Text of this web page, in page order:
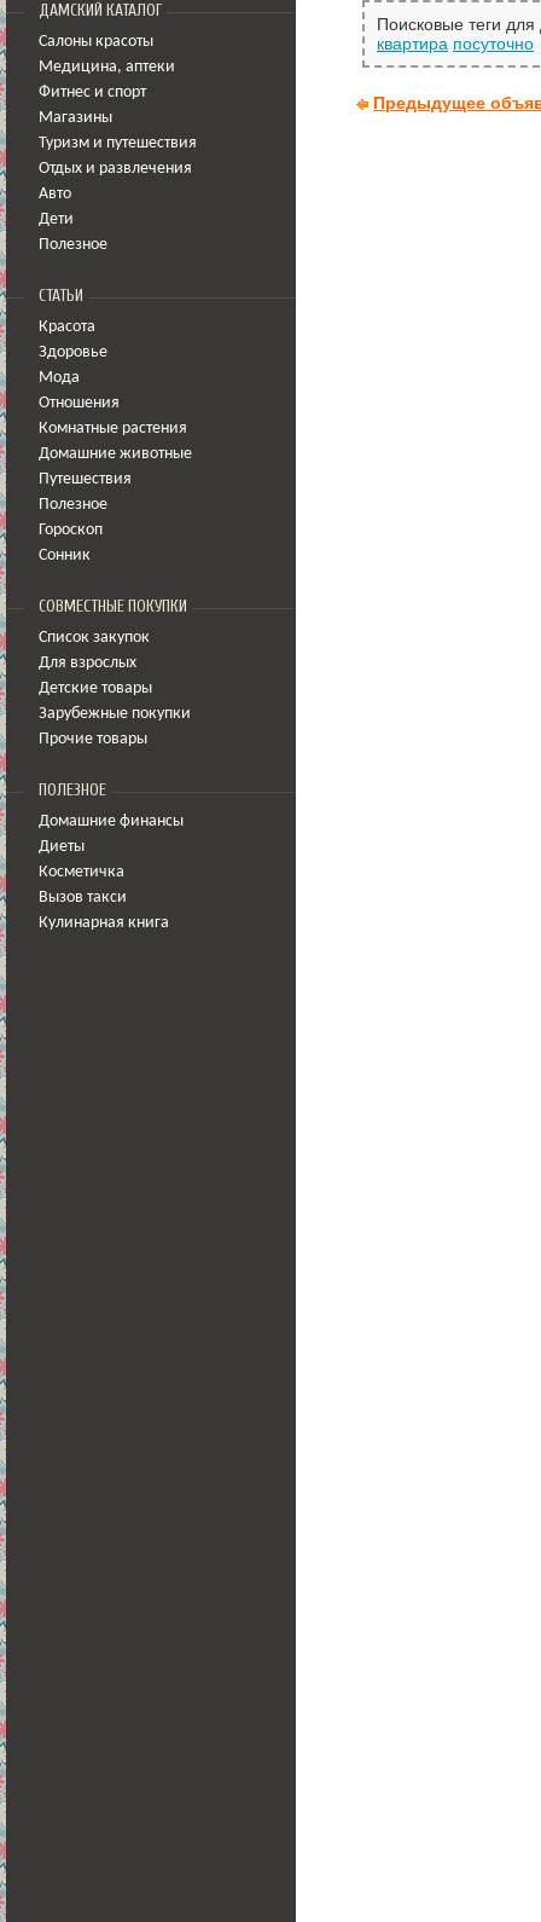
ДАМСКИЙ КАТАЛОГ
Салоны красоты
Медицина, аптеки
Фитнес и спорт
Магазины
Туризм и путешествия
Отдых и развлечения
Авто
Дети
Полезное
СТАТЬИ
Красота
Здоровье
Мода
Отношения
Комнатные растения
Домашние животные
Путешествия
Полезное
Гороскоп
Сонник
СОВМЕСТНЫЕ ПОКУПКИ
Список закупок
Для взрослых
Детские товары
Зарубежные покупки
Прочие товары
ПОЛЕЗНОЕ
Домашние финансы
Диеты
Косметичка
Вызов такси
Кулинарная книга
Поисковые теги
квартира посуточно
Предыдущее